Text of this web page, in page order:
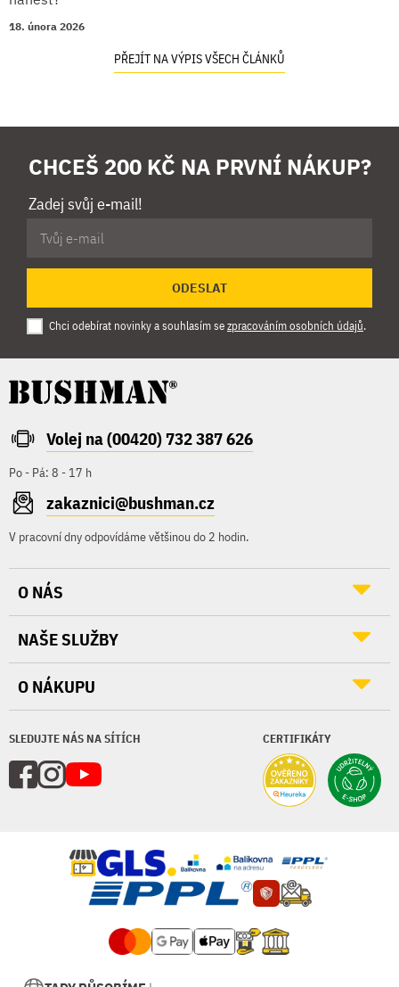
18. února 2026
PŘEJÍT NA VÝPIS VŠECH ČLÁNKŮ
CHCEŠ 200 KČ NA PRVNÍ NÁKUP?
Zadej svůj e-mail!
ODESLAT
Chci odebírat novinky a souhlasím sezpracováním osobních údajů.
Volej na (00420) 732 387 626
Po - Pá: 8 - 17 h
zakaznici@bushman.cz
V pracovní dny odpovídáme většinou do 2 hodin.
SLEDUJTE NÁS NA SÍTÍCH CERTIFIKÁTY
O NÁS
NAŠE SLUŽBY
O NÁKUPU